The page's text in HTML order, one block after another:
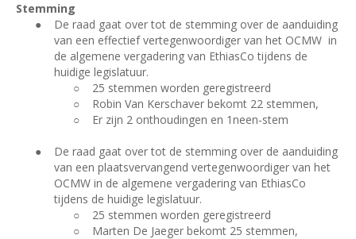
Stemming
●
De raad gaat over tot de stemming over de aanduiding
van een effectief vertegenwoordiger van het OCMW in
de algemene vergadering van EthiasCo tijdens de
huidige legislatuur.
○
25 stemmen worden geregistreerd
○
Robin Van Kerschaver bekomt 22 stemmen,
○
Er zijn 2 onthoudingen en 1neen-stem
●
De raad gaat over tot de stemming over de aanduiding
van een plaatsvervangend vertegenwoordiger van het
OCMW in de algemene vergadering van EthiasCo
tijdens de huidige legislatuur.
○
25 stemmen worden geregistreerd
○
Marten De Jaeger bekomt 25 stemmen,